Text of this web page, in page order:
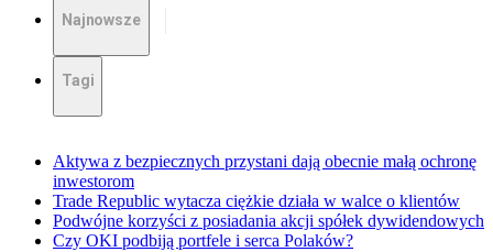
Najnowsze
Tagi
Aktywa z bezpiecznych przystani dają obecnie małą ochronę
inwestorom
Trade Republic wytacza ciężkie działa w walce o klientów
Podwójne korzyści z posiadania akcji spółek dywidendowych
Czy OKI podbiją portfele i serca Polaków?